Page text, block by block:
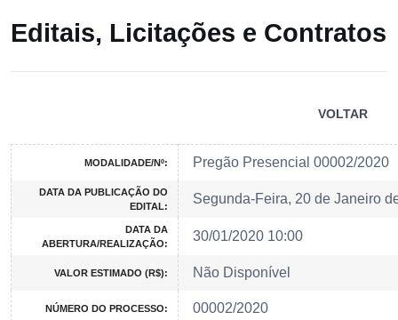
Editais, Licitações e Contratos
VOLTAR
MODALIDADE/Nº: Pregão Presencial 00002/2020
DATA DA PUBLICAÇÃO DO
EDITAL:
Segunda-Feira, 20 de Janeiro
DATA DA
ABERTURA/REALIZAÇÃO:
30/01/2020 10:00
VALOR ESTIMADO (R$): Não Disponível
NÚMERO DO PROCESSO: 00002/2020